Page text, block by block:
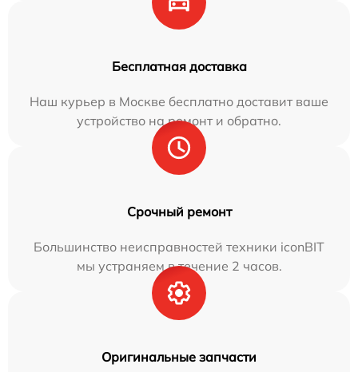
Бесплатная доставка
Наш курьер в Москве бесплатно доставит ваше
устройство на ремонт и обратно.
Срочный ремонт
Большинство неисправностей техники iconBIT
мы устраняем в течение 2 часов.
Оригинальные запчасти